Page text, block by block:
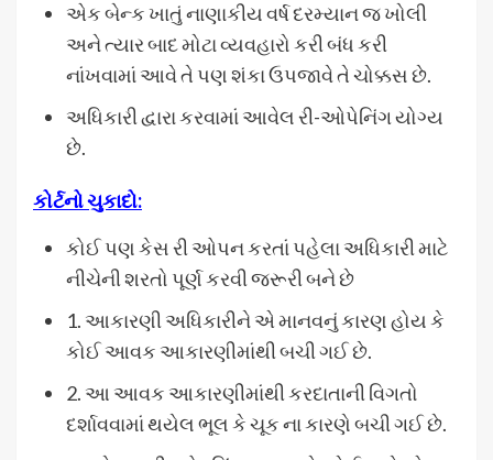
એક બેન્ક ખાતું નાણાકીય વર્ષ દરમ્યાન જ ખોલી
અને ત્યાર બાદ મોટા વ્યવહારો કરી બંધ કરી
નાંખવામાં આવે તે પણ શંકા ઉપજાવે તે ચોક્કસ છે.
અધિકારી દ્વારા કરવામાં આવેલ રી-ઓપેનિંગ યોગ્ય
છે.
કોર્ટનો ચુકાદો:
કોઈ પણ કેસ રી ઓપન કરતાં પહેલા અધિકારી માટે
નીચેની શરતો પૂર્ણ કરવી જરૂરી બને છે
1. આકારણી અધિકારીને એ માનવનું કારણ હોય કે
કોઈ આવક આકારણીમાંથી બચી ગઈ છે.
2. આ આવક આકારણીમાંથી કરદાતાની વિગતો
દર્શાવવામાં થયેલ ભૂલ કે ચૂક ના કારણે બચી ગઈ છે.